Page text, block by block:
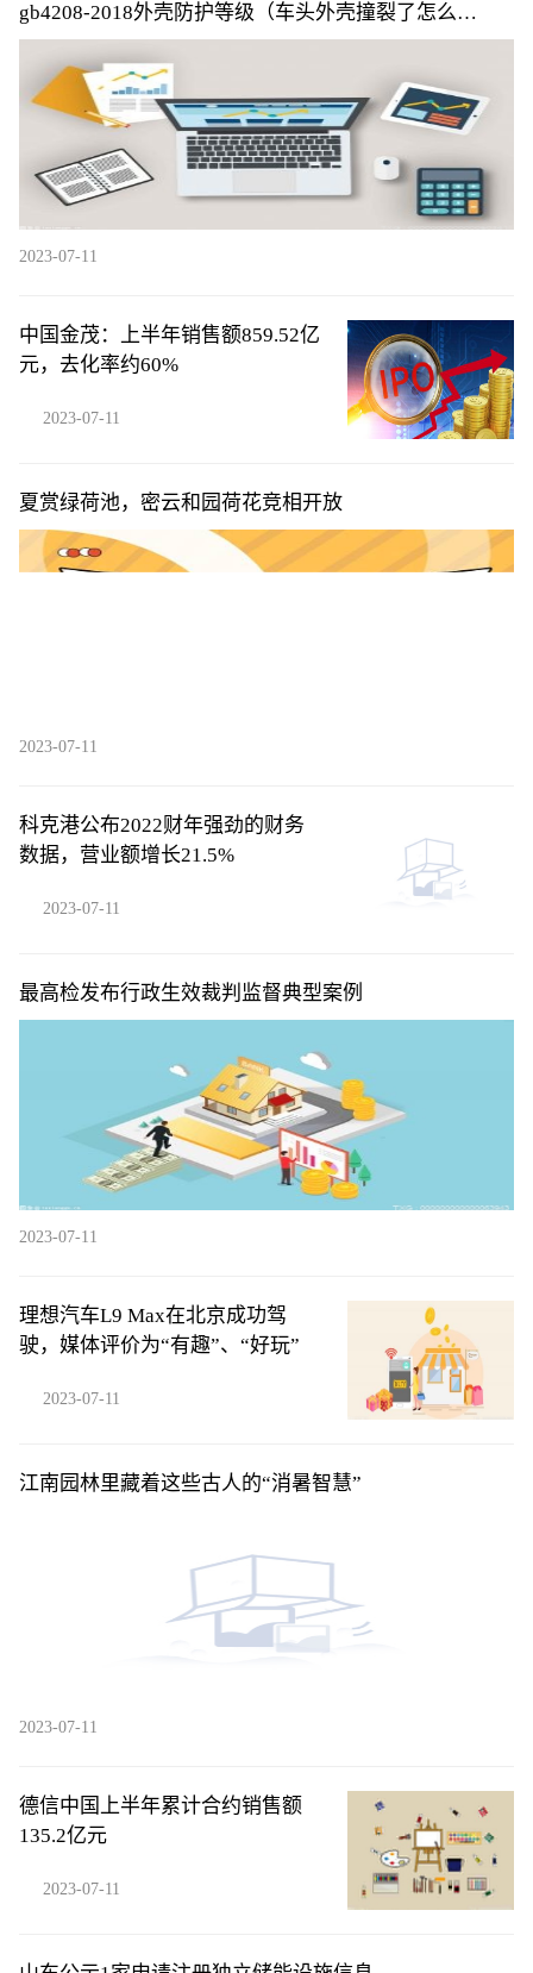
gb4208-2018外壳防护等级（车头外壳撞裂了怎么
修？）
2023-07-11
中国金茂：上半年销售额859.52亿
元，去化率约60%
2023-07-11
夏赏绿荷池，密云和园荷花竞相开放
2023-07-11
科克港公布2022财年强劲的财务
数据，营业额增长21.5%
2023-07-11
最高检发布行政生效裁判监督典型案例
2023-07-11
理想汽车L9 Max在北京成功驾
驶，媒体评价为“有趣”、“好玩”
2023-07-11
江南园林里藏着这些古人的“消暑智慧”
2023-07-11
德信中国上半年累计合约销售额
135.2亿元
2023-07-11